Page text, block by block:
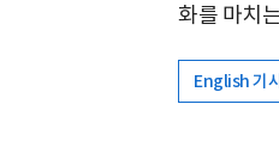
화를 마치
English 기